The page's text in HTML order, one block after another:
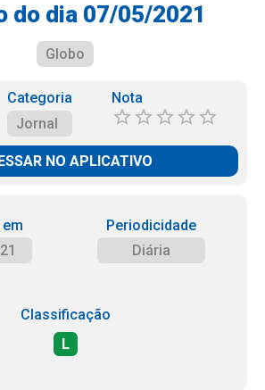
do dia 07/05/2021
Globo
Categoria
Jornal
Nota
NO APLICATIVO
Periodicidade
Diária
Classificação
L